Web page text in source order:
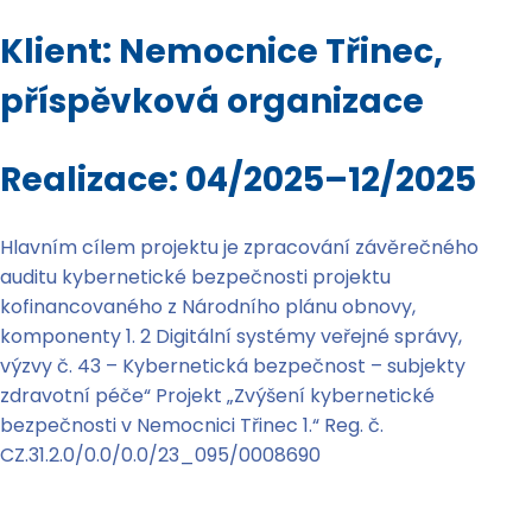
Klient: Nemocnice Třinec,
příspěvková organizace
Realizace: 04/2025–12/2025
Hlavním cílem projektu je zpracování závěrečného
auditu kybernetické bezpečnosti projektu
kofinancovaného z Národního plánu obnovy,
komponenty 1. 2 Digitální systémy veřejné správy,
výzvy č. 43 – Kybernetická bezpečnost – subjekty
zdravotní péče“ Projekt „Zvýšení kybernetické
bezpečnosti v Nemocnici Třinec 1.“ Reg. č.
CZ.31.2.0/0.0/0.0/23_095/0008690